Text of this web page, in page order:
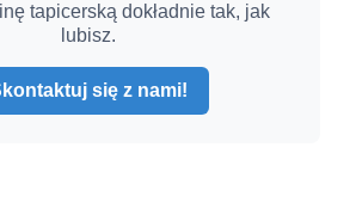
tapicerską dokładnie tak, jak
lubisz.
się z nami!